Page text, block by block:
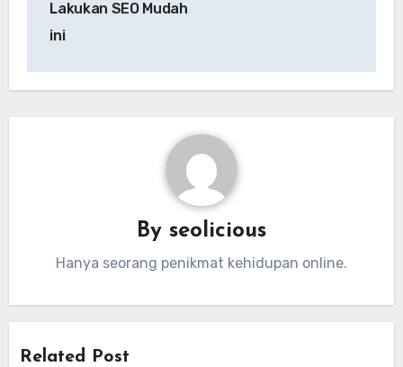
Lakukan SEO Mudah
ini
By seolicious
Hanya seorang penikmat kehidupan online.
Related Post